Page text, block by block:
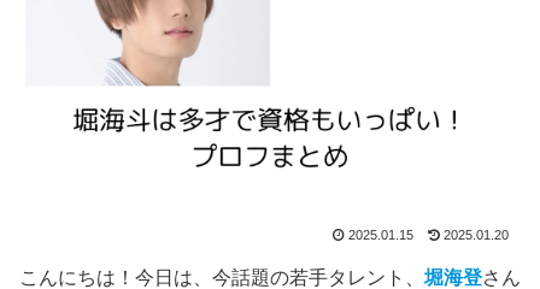
2025.01.15 2025.01.20
こんにちは！今日は、今話題の若手タレント、 堀海登さん